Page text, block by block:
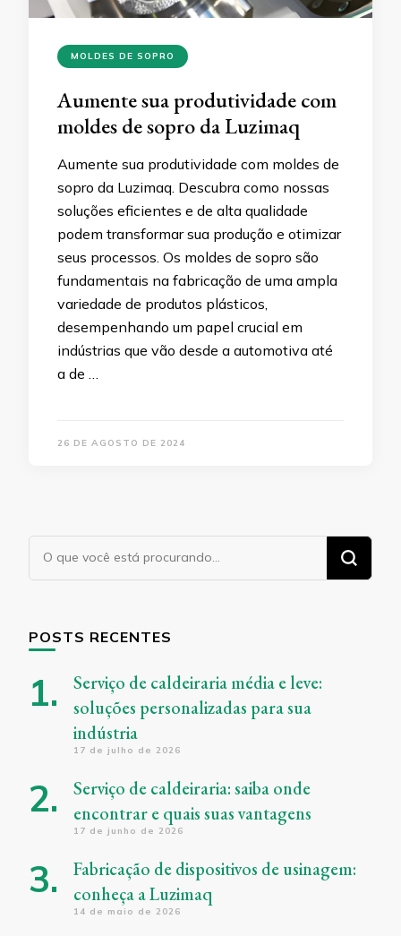
MOLDES DE SOPRO
Aumente sua produtividade com
moldes de sopro da Luzimaq
Aumente sua produtividade com moldes de
sopro da Luzimaq. Descubra como nossas
soluções eficientes e de alta qualidade
podem transformar sua produção e otimizar
seus processos. Os moldes de sopro são
fundamentais na fabricação de uma ampla
variedade de produtos plásticos,
desempenhando um papel crucial em
indústrias que vão desde a automotiva até
a de …
26 DE AGOSTO DE 2024
Procurando
algo?
POSTS RECENTES
Serviço de caldeiraria média e leve:
soluções personalizadas para sua
indústria
17 de julho de 2026
Serviço de caldeiraria: saiba onde
encontrar e quais suas vantagens
17 de junho de 2026
Fabricação de dispositivos de usinagem:
conheça a Luzimaq
14 de maio de 2026